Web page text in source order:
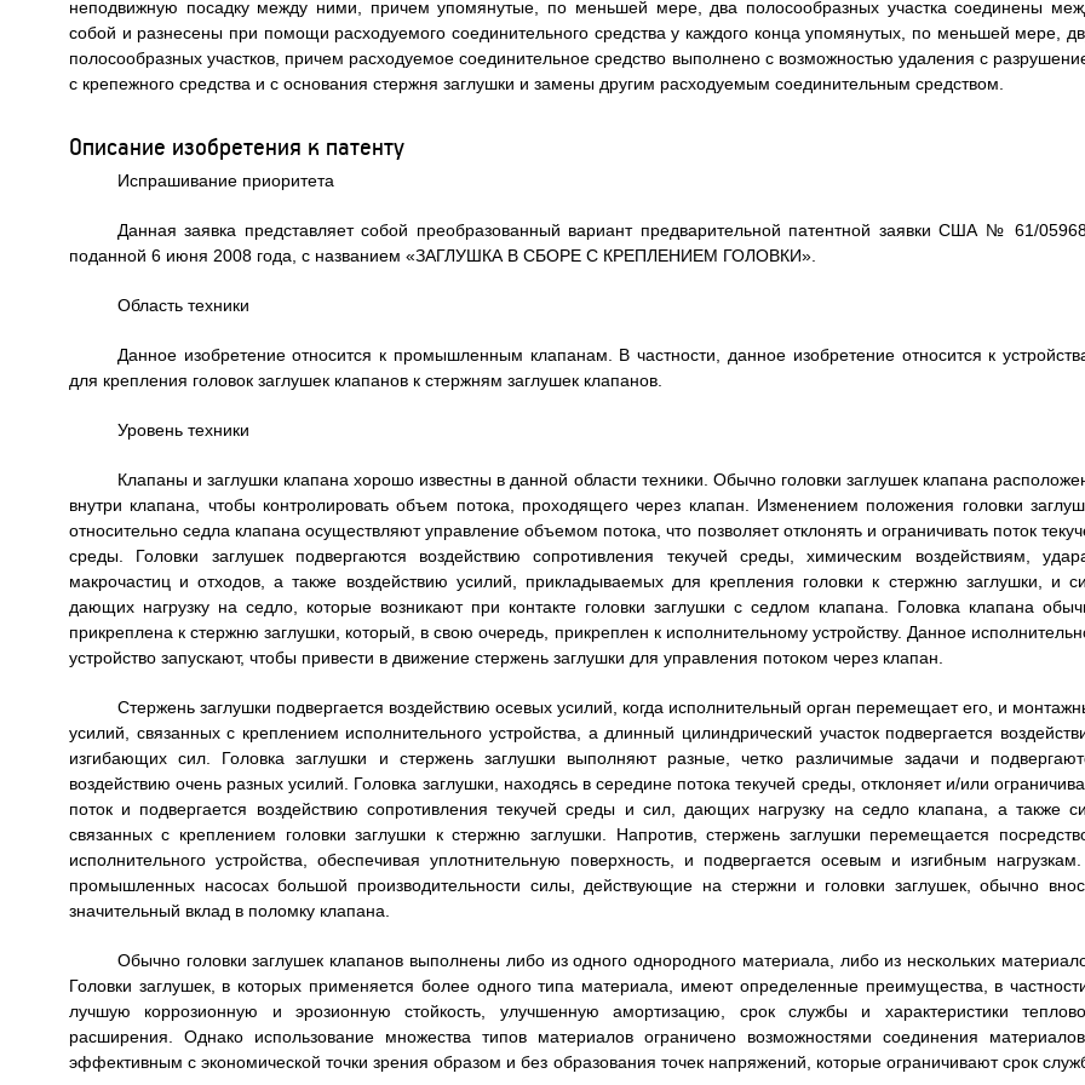
неподвижную посадку между ними, причем упомянутые, по меньшей мере, два полосообразных участка соединены
собой и разнесены при помощи расходуемого соединительного средства у каждого конца упомянутых, по меньшей мере,
полосообразных участков, причем расходуемое соединительное средство выполнено с возможностью удаления с
с крепежного средства и с основания стержня заглушки и замены другим расходуемым соединительным средством.
Описание изобретения к патенту
Испрашивание приоритета
Данная заявка представляет собой преобразованный вариант предварительной патентной заявки США № 61/
поданной 6 июня 2008 года, с названием «ЗАГЛУШКА В СБОРЕ С КРЕПЛЕНИЕМ ГОЛОВКИ».
Область техники
Данное изобретение относится к промышленным клапанам. В частности, данное изобретение относится к
для крепления головок заглушек клапанов к стержням заглушек клапанов.
Уровень техники
Клапаны и заглушки клапана хорошо известны в данной области техники. Обычно головки заглушек клапана
внутри клапана, чтобы контролировать объем потока, проходящего через клапан. Изменением положения головки
относительно седла клапана осуществляют управление объемом потока, что позволяет отклонять и ограничивать поток
среды. Головки заглушек подвергаются воздействию сопротивления текучей среды, химическим воздействиям,
макрочастиц и отходов, а также воздействию усилий, прикладываемых для крепления головки к стержню заглушки, и
дающих нагрузку на седло, которые возникают при контакте головки заглушки с седлом клапана. Головка клапана
прикреплена к стержню заглушки, который, в свою очередь, прикреплен к исполнительному устройству. Данное
устройство запускают, чтобы привести в движение стержень заглушки для управления потоком через клапан.
Стержень заглушки подвергается воздействию осевых усилий, когда исполнительный орган перемещает его, и
усилий, связанных с креплением исполнительного устройства, а длинный цилиндрический участок подвергается
изгибающих сил. Головка заглушки и стержень заглушки выполняют разные, четко различимые задачи и
воздействию очень разных усилий. Головка заглушки, находясь в середине потока текучей среды, отклоняет и/или
поток и подвергается воздействию сопротивления текучей среды и сил, дающих нагрузку на седло клапана, а также
связанных с креплением головки заглушки к стержню заглушки. Напротив, стержень заглушки перемещается
исполнительного устройства, обеспечивая уплотнительную поверхность, и подвергается осевым и изгибным
промышленных насосах большой производительности силы, действующие на стержни и головки заглушек, обычно
значительный вклад в поломку клапана.
Обычно головки заглушек клапанов выполнены либо из одного однородного материала, либо из нескольких
Головки заглушек, в которых применяется более одного типа материала, имеют определенные преимущества, в
лучшую коррозионную и эрозионную стойкость, улучшенную амортизацию, срок службы и характеристики
расширения. Однако использование множества типов материалов ограничено возможностями соединения
эффективным с экономической точки зрения образом и без образования точек напряжений, которые ограничивают срок